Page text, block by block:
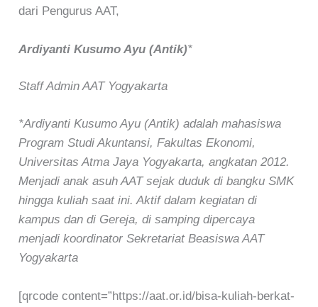
dari Pengurus AAT,
Ardiyanti Kusumo Ayu (Antik)*
Staff Admin AAT Yogyakarta
*Ardiyanti Kusumo Ayu (Antik) adalah mahasiswa
Program Studi Akuntansi, Fakultas Ekonomi,
Universitas Atma Jaya Yogyakarta, angkatan 2012.
Menjadi anak asuh AAT sejak duduk di bangku SMK
hingga kuliah saat ini. Aktif dalam kegiatan di
kampus dan di Gereja, di samping dipercaya
menjadi koordinator Sekretariat Beasiswa AAT
Yogyakarta
[qrcode content=”https://aat.or.id/bisa-kuliah-berkat-